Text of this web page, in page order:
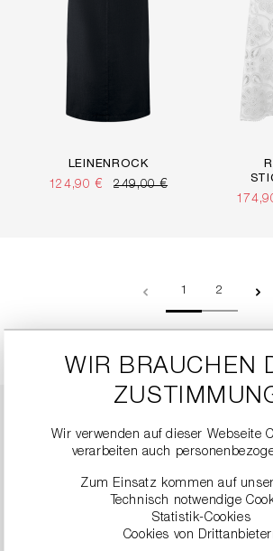
LEINENROCK
124,90 € 249,00 €
Seite
1 Seite
2
Röcke Damen:
Weiblichkeit im
Online Shop
WIR BRAUCHEN
Wir verwenden auf dieser Webseite
verarbeiten auch
Zum Einsatz kommen auf
Technisch notwendige
Statistik-Cookies
Cookies von